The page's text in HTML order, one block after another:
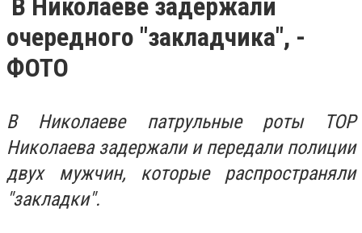
В Николаеве задержали
очередного "закладчика", -
ФОТО
В Николаеве патрульные роты ТОР
Николаева задержали и передали полиции
двух мужчин, которые распространяли
"закладки".